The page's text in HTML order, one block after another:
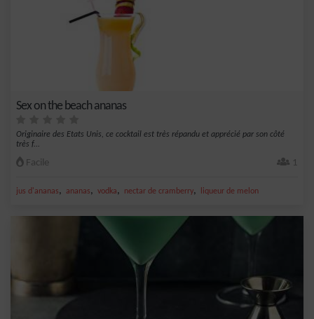
Sex on the beach ananas
Originaire des Etats Unis, ce cocktail est très répandu et apprécié par son côté
très f...
Facile 1
jus d'ananas, ananas, vodka, nectar de cramberry, liqueur de melon